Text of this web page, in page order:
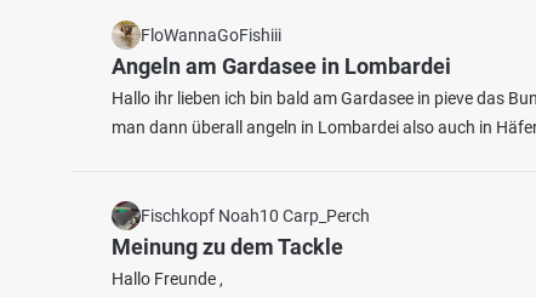
201 12 4.2
Stausee Großarmschlag
FloWannaGoFishiii
Angeln am Gardasee in Lombardei
Hallo ihr lieben ich bin bald am Gardasee in pieve das
man dann überall angeln in Lombardei also auch in
Fischkopf Noah10 Carp_Perch
Meinung zu dem Tackle
Hallo Freunde ,